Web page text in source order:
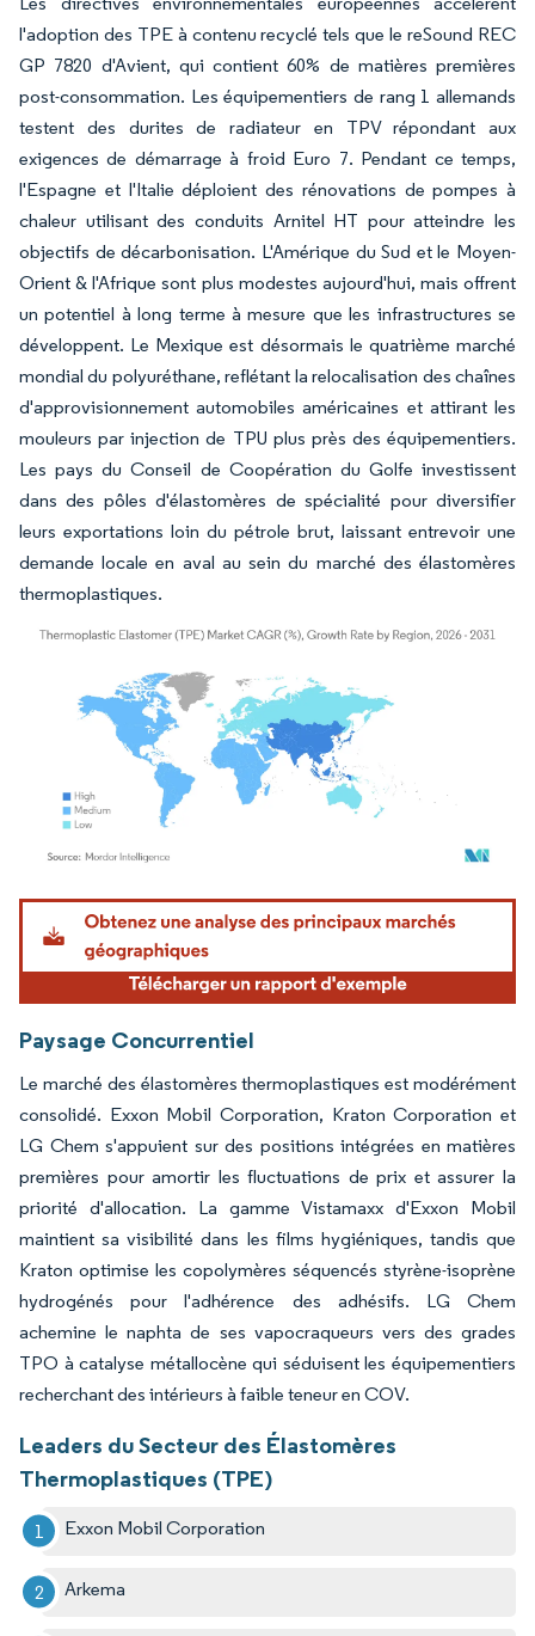
l'adoption des TPE à contenu recyclé tels que le reSound REC
GP 7820 d'Avient, qui contient 60% de matières premières
post-consommation. Les équipementiers de rang 1 allemands
testent des durites de radiateur en TPV répondant aux
exigences de démarrage à froid Euro 7. Pendant ce temps,
l'Espagne et l'Italie déploient des rénovations de pompes à
chaleur utilisant des conduits Arnitel HT pour atteindre les
objectifs de décarbonisation. L'Amérique du Sud et le Moyen-
Orient & l'Afrique sont plus modestes aujourd'hui, mais offrent
un potentiel à long terme à mesure que les infrastructures se
développent. Le Mexique est désormais le quatrième marché
mondial du polyuréthane, reflétant la relocalisation des chaînes
d'approvisionnement automobiles américaines et attirant les
mouleurs par injection de TPU plus près des équipementiers.
Les pays du Conseil de Coopération du Golfe investissent
dans des pôles d'élastomères de spécialité pour diversifier
leurs exportations loin du pétrole brut, laissant entrevoir une
demande locale en aval au sein du marché des élastomères
thermoplastiques.
Image © Mordor Intelligence. La réutilisation nécessite une attribution sous CC BY
Paysage Concurrentiel
Le marché des élastomères thermoplastiques est modérément
consolidé. Exxon Mobil Corporation, Kraton Corporation et
LG Chem s'appuient sur des positions intégrées en matières
premières pour amortir les fluctuations de prix et assurer la
priorité d'allocation. La gamme Vistamaxx d'Exxon Mobil
maintient sa visibilité dans les films hygiéniques, tandis que
Kraton optimise les copolymères séquencés styrène-isoprène
hydrogénés pour l'adhérence des adhésifs. LG Chem
achemine le naphta de ses vapocraqueurs vers des grades
TPO à catalyse métallocène qui séduisent les équipementiers
recherchant des intérieurs à faible teneur en COV.
Leaders du Secteur des Élastomères
Thermoplastiques (TPE)
Exxon Mobil Corporation
Arkema